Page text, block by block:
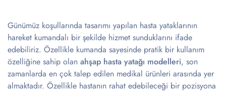
Günümüz koşullarında tasarımı yapılan hasta yataklarının
hareket kumandalı bir şekilde hizmet sunduklarını ifade
edebiliriz. Özellikle kumanda sayesinde pratik bir kullanım
özelliğine sahip olan ahşap hasta yatağı modelleri, son
zamanlarda en çok talep edilen medikal ürünleri arasında yer
almaktadır. Özellikle hastanın rahat edebileceği bir pozisyona